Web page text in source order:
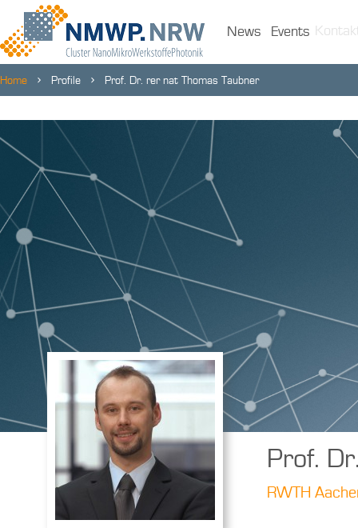
News Events
Home Profile Prof. Dr. rer nat Thomas Taubner
Prof.
RWTH